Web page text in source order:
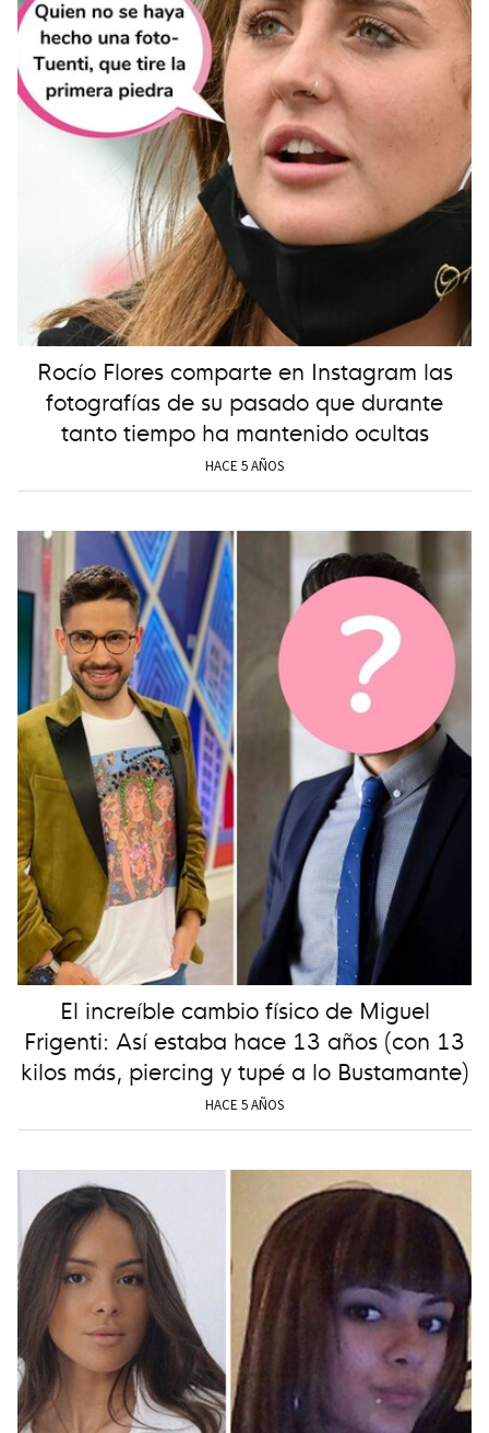
Rocío Flores comparte en Instagram las
fotografías de su pasado que durante
tanto tiempo ha mantenido ocultas
HACE 5 AÑOS
El increíble cambio físico de Miguel
Frigenti: Así estaba hace 13 años (con 13
kilos más, piercing y tupé a lo Bustamante)
HACE 5 AÑOS